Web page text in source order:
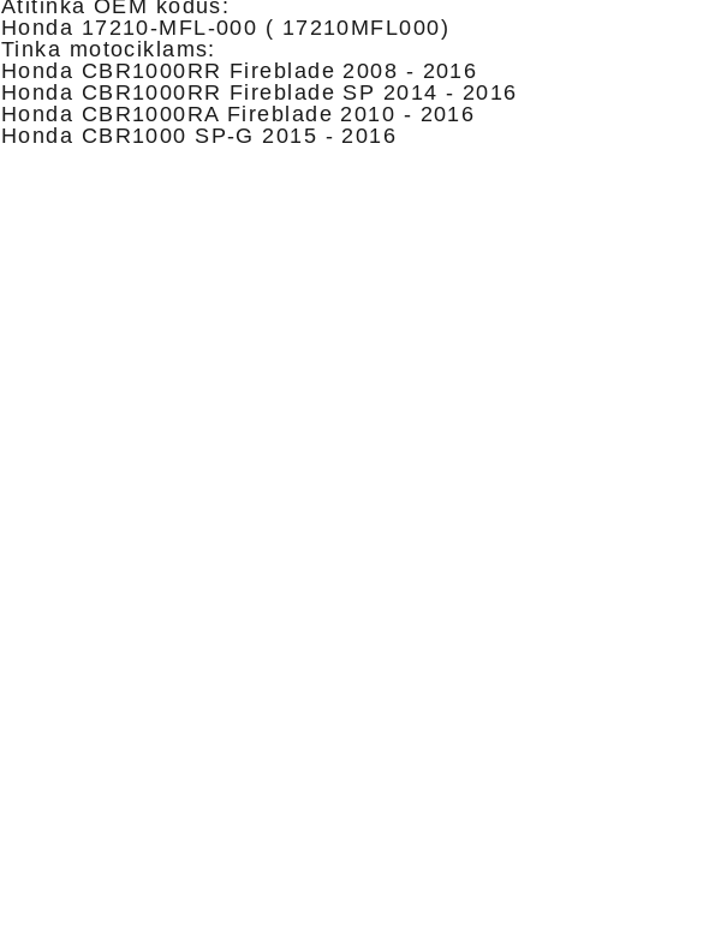
Atitinka OEM kodus:
Honda 17210-MFL-000 ( 17210MFL000)
Tinka motociklams:
Honda CBR1000RR Fireblade 2008 - 2016
Honda CBR1000RR Fireblade SP 2014 - 2016
Honda CBR1000RA Fireblade 2010 - 2016
Honda CBR1000 SP-G 2015 - 2016